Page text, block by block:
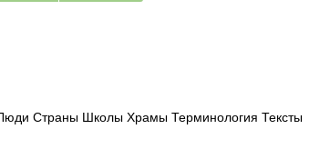
Страны Школы Храмы Терминология Тексты